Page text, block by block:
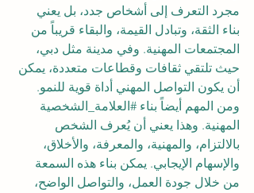
مجرد التعرف إلى أشخاص جدد، بل يعني
بناء الثقة، وتبادل القيمة، والبقاء قريباً من
المجتمعات المهنية. وفي مدينة مثل دبي،
حيث تلتقي ثقافات وقطاعات متعددة، يمكن
أن يكون التواصل المهني أداة قوية للنمو.
ومن المهم أيضاً بناء #العلامة_الشخصية
المهنية. وهذا يعني أن يُعرف الشخص
بالالتزام، والمهنية، والمعرفة، والأخلاق،
والإسهام الإيجابي. يمكن بناء هذه السمعة
من خلال جودة العمل، والتواصل الواضح،